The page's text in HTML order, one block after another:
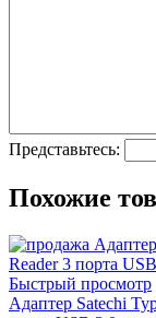
Представьтесь:
Похожие
Быстрый просмотр
Адаптер Satechi